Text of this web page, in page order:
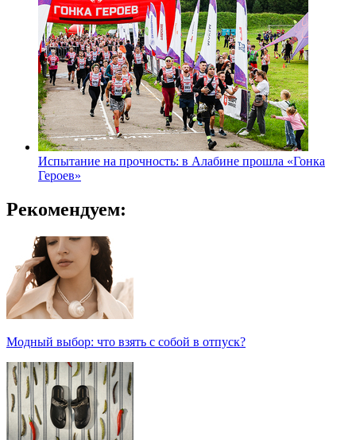
Испытание на прочность: в Алабине прошла «Гонка
Героев»
Рекомендуем:
Модный выбор: что взять с собой в отпуск?